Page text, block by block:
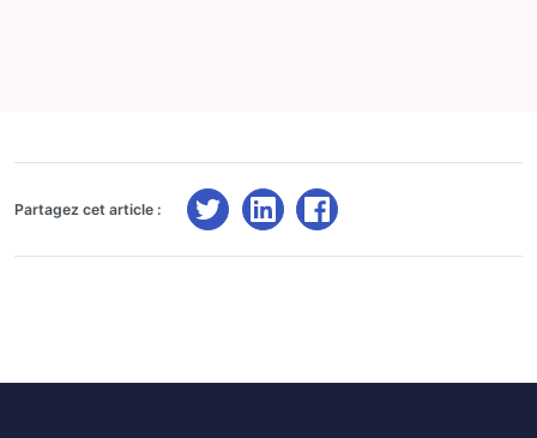
Partagez cet article :